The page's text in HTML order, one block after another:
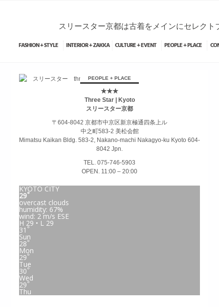
スリースター京都は古着をメインにセレク
FASHION + STYLE INTERIOR + ZAKKA CULTURE + EVENT PEOPLE + PLACE
займ на карту онлайн без отказаPEOPLE + PLACE
★★★
Three Star | Kyoto
スリースター京都
〒604-8042 京都市中京区新京極通四条上ル
中之町583-2 美松会館
Mimatsu Kaikan Bldg. 583-2, Nakano-machi Nakagyo-ku Kyoto 604-
8042 Jpn.
TEL. 075-746-5903
OPEN. 11:00 – 20:00
KYOTO CITY
29°
overcast clouds
humidity: 67%
wind: 2 m/s ESE
H 29 • L 29
31°
Sun
28°
Mon
29°
Tue
30°
Wed
29°
Thu